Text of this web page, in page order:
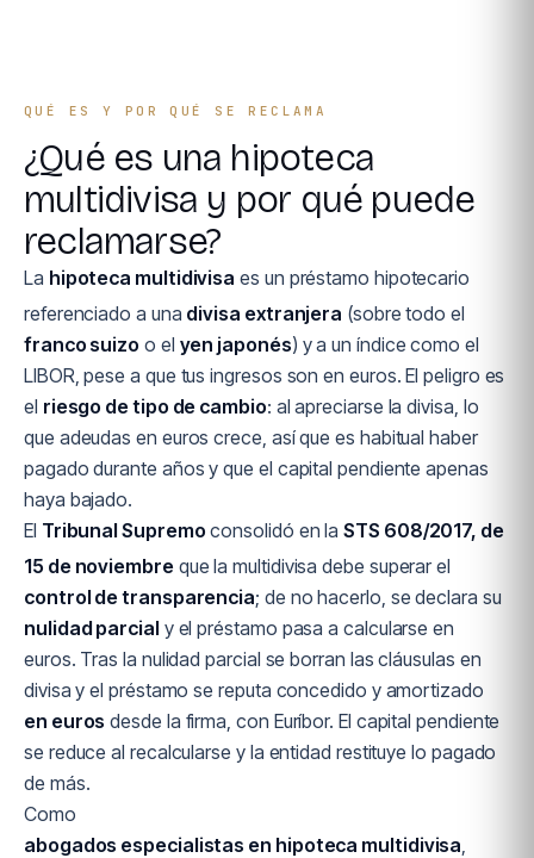
QUÉ ES Y POR QUÉ SE RECLAMA
¿Qué es una hipoteca
multidivisa y por qué puede
reclamarse?
La hipoteca multidivisa es un préstamo hipotecario
referenciado a una divisa extranjera (sobre todo el
franco suizo o el yen japonés) y a un índice como el
LIBOR, pese a que tus ingresos son en euros. El peligro es
el riesgo de tipo de cambio: al apreciarse la divisa, lo
que adeudas en euros crece, así que es habitual haber
pagado durante años y que el capital pendiente apenas
haya bajado.
El Tribunal Supremo consolidó en laSTS 608/2017, de
15 de noviembre que la multidivisa debe superar el
control de transparencia; de no hacerlo, se declara su
nulidad parcialy el préstamo pasa a calcularse en
euros. Tras la nulidad parcial se borran las cláusulas en
divisa y el préstamo se reputa concedido y amortizado
en euros desde la firma, con Euríbor. El capital pendiente
se reduce al recalcularse y la entidad restituye lo pagado
de más.
Como
abogados especialistas en hipoteca multidivisa,